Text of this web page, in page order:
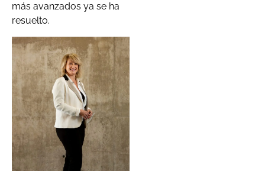
más avanzados ya se ha
resuelto.